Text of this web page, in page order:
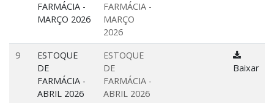
FARMÁCIA -
MARÇO 2026
FARMÁCIA -
MARÇO
2026
9
ESTOQUE
DE
FARMÁCIA -
ABRIL 2026
ESTOQUE
DE
FARMÁCIA -
ABRIL 2026
Baixar